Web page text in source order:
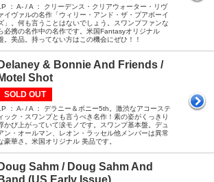
： A- / A ： クリーデンス・クリアウォーター・リヴ
イヴァルの名作「ウィリー・アンド・ザ・プアボーイ
」。何も言うことはないでしょう。スワンプファンな
必携の名作中の名作です。米国Fantasyオリジナル
。美品。持ってない方はこの機会にぜひ！！
Delaney & Bonnie And Friends /
Motel Shot
SOLD OUT
： A- / A ： デラニー＆ボニー5th。激渋なアコーステ
ック・スワンプとも言うべき名作！素の姿がくっきり
かび上がっていて涙モノです。スワンプ基本盤。デュ
ン・オールマン、レオン・ラッセル他メンバーは異常
豪華さ。米国オリジナル 美品です。
Doug Sahm / Doug Sahm And
Band (US Early Issue)